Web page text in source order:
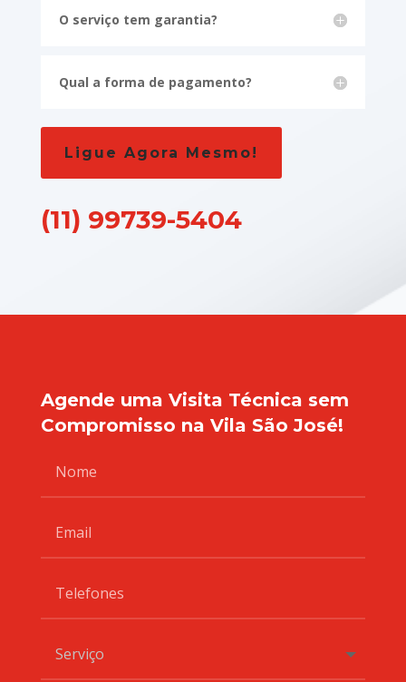
O serviço tem garantia?
Qual a forma de pagamento?
Ligue Agora Mesmo!
(11) 99739-5404
Agende uma Visita Técnica sem
Compromisso na Vila São José!